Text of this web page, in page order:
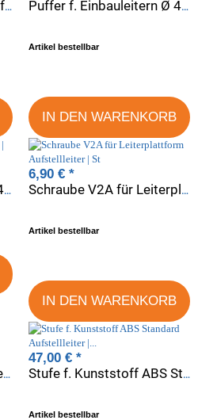
Leiterplattform Kunststoff zu Aufstellleiter | weiß | St Puffer f. Einbauleitern Ø 42 mm | weiß | St
Artikel bestellbar
IN DEN WARENKORB
Puffer f. Einbauleitern Ø 43 mm | schwarz Schraube V2A für Leiterplattform Aufstellleiter | St
6,90 € *
Artikel bestellbar
IN DEN WARENKORB
Schraubenpaar mit Mutter zu Kunststoffstufe Ø42 mm Stufe f. Kunststoff ABS Standard Aufstellleiter | weiß | ncl |
47,00 € *
Artikel bestellbar